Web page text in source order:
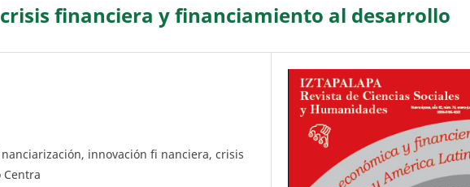
financiera y financiamiento al desarrollo
innovación fi nanciera, crisis